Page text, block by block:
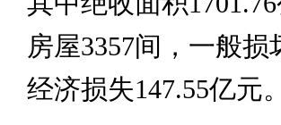
房屋3357间，一般
经济损失147.55亿元